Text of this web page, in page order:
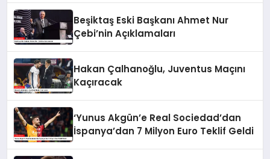
Beşiktaş Eski Başkanı Ahmet Nur
Çebi’nin Açıklamaları
Hakan Çalhanoğlu, Juventus Maçını
Kaçıracak
‘Yunus Akgün’e Real Sociedad’dan
İspanya’dan 7 Milyon Euro Teklif Geldi